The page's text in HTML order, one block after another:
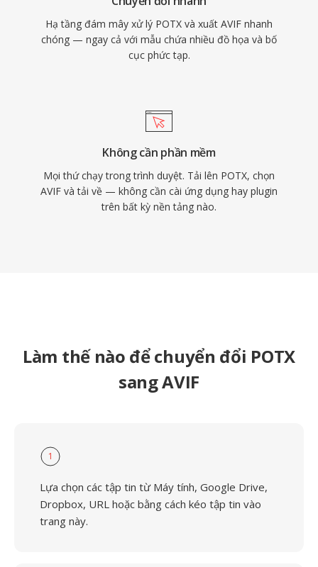
Hạ tầng đám mây xử lý POTX và xuất AVIF nhanh
chóng — ngay cả với mẫu chứa nhiều đồ họa và bố
cục phức tạp.
Không cần phần mềm
Mọi thứ chạy trong trình duyệt. Tải lên POTX, chọn
AVIF và tải về — không cần cài ứng dụng hay plugin
trên bất kỳ nền tảng nào.
Làm thế nào để chuyển đổi POTX
sang AVIF
1
Lựa chọn các tập tin từ Máy tính, Google Drive,
Dropbox, URL hoặc bằng cách kéo tập tin vào
trang này.